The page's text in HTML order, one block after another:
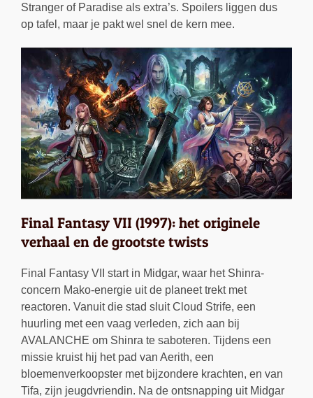
Stranger of Paradise als extra’s. Spoilers liggen dus
op tafel, maar je pakt wel snel de kern mee.
Final Fantasy VII (1997): het originele
verhaal en de grootste twists
Final Fantasy VII start in Midgar, waar het Shinra-
concern Mako-energie uit de planeet trekt met
reactoren. Vanuit die stad sluit Cloud Strife, een
huurling met een vaag verleden, zich aan bij
AVALANCHE om Shinra te saboteren. Tijdens een
missie kruist hij het pad van Aerith, een
bloemenverkoopster met bijzondere krachten, en van
Tifa, zijn jeugdvriendin. Na de ontsnapping uit Midgar